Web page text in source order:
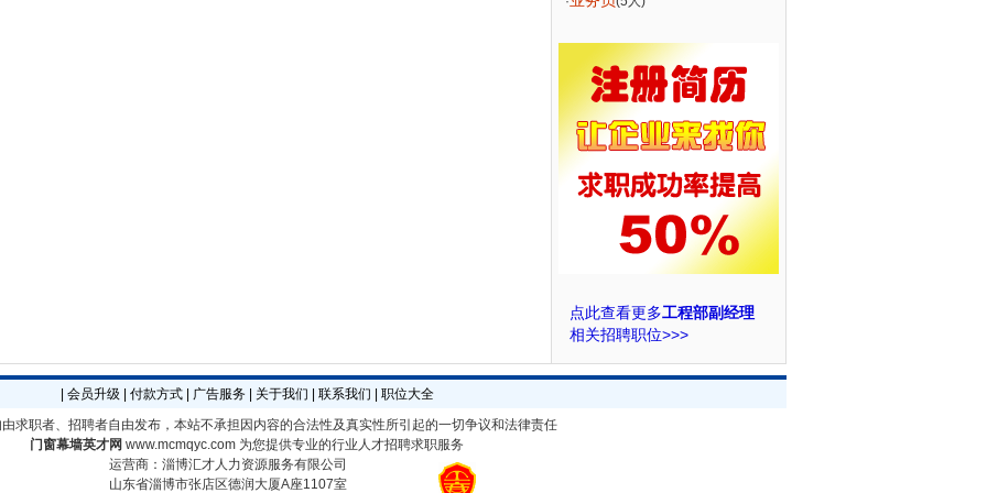
点此查看更多工程部副经理
相关招聘职位>>>
会员升级 付款方式| 广告服务| 关于我们 联系我们
职位大全
求职者、招聘者自由发布，本站不承担因内容的合法性及真实性所引起的一切争议和法律责任
门窗幕墙英才网 www.mcmqyc.com 为您提供专业的行业人才招聘求职服务
运营商：淄博汇才人力资源服务有限公司
山东省淄博市张店区德润大厦A座1107室